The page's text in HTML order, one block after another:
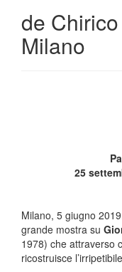
de
Milano
25
Milano, 5 giugno
grande mostra su
1978) che attraverso
ricostruisce